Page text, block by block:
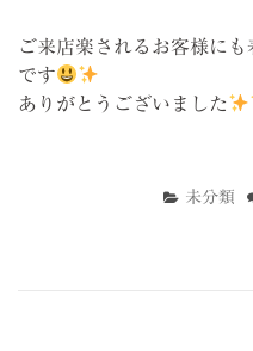
ご来店楽されるお客様にも
です
ありがとうございました
未分類